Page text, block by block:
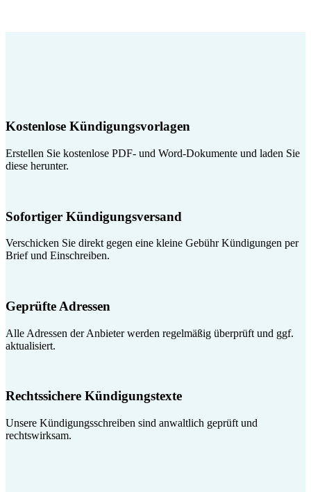
Kostenlose Kündigungsvorlagen
Erstellen Sie kostenlose PDF- und Word-Dokumente und laden Sie
diese herunter.
Sofortiger Kündigungsversand
Verschicken Sie direkt gegen eine kleine Gebühr Kündigungen per
Brief und Einschreiben.
Geprüfte Adressen
Alle Adressen der Anbieter werden regelmäßig überprüft und ggf.
aktualisiert.
Rechtssichere Kündigungstexte
Unsere Kündigungsschreiben sind anwaltlich geprüft und
rechtswirksam.